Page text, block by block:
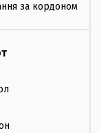
за кордоном